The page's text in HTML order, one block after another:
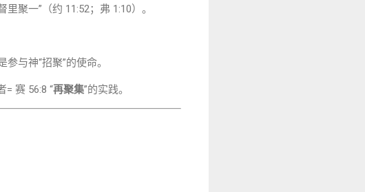
聚一”（约 11:52；弗 1:10）。
与神“招聚”的使命。
= 赛 56:8 “再聚集”的实践。